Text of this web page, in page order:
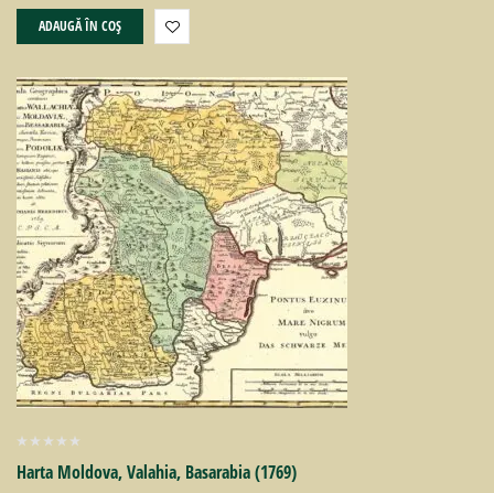
ADAUGĂ ÎN COȘ
Harta Moldova, Valahia, Basarabia (1769)